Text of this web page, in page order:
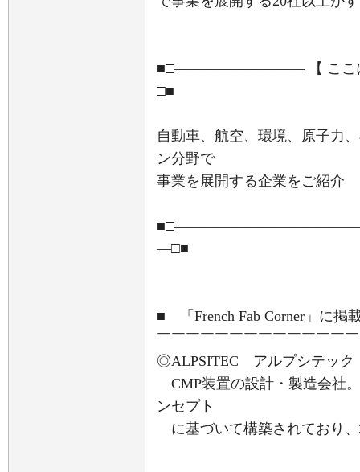
■□――――――――― 【 ここ
□■
自動車、航空、環境、原子力
ン分野で
事業を展開する企業をご紹介
―□■
■ 「French Fab Corner」に掲
￣￣￣￣￣￣￣￣￣￣￣￣￣
◎ALPSITEC アルプシテック
CMP装置の設計・製造会社
ンセプト
に基づいて構築されており